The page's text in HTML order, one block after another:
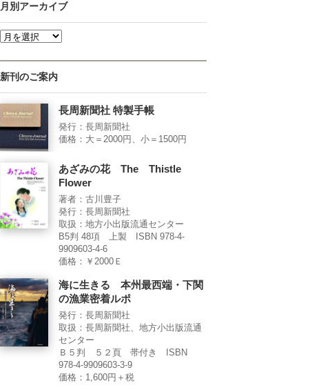
月別アーカイブ
新刊のご案内
長周新聞社 特製手帳
発行：長周新聞社
価格：大＝2000円、小＝1500円
あざみの花 The Thistle
Flower
著者：古川豊子
発行：長周新聞社
取扱：地方小出版流通センター
B5判 48項 上製 ISBN 978-4-
9909603-4-6
価格：￥2000Ｅ
海に生きる 本州最西端・下関
の漁業密着ルポ
発行：長周新聞社
取扱：長周新聞社、地方小出版流通
センター
Ｂ５判 ５２頁 帯付き ISBN
978-4-9909603-3-9
価格：1,600円＋税